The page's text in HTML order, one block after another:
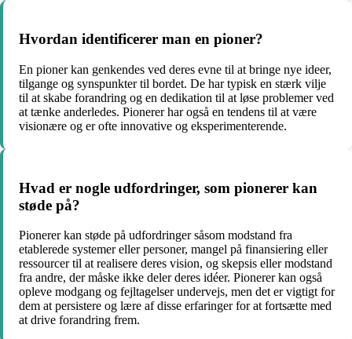
Hvordan identificerer man en pioner?
En pioner kan genkendes ved deres evne til at bringe nye ideer,
tilgange og synspunkter til bordet. De har typisk en stærk vilje
til at skabe forandring og en dedikation til at løse problemer ved
at tænke anderledes. Pionerer har også en tendens til at være
visionære og er ofte innovative og eksperimenterende.
Hvad er nogle udfordringer, som pionerer kan
støde på?
Pionerer kan støde på udfordringer såsom modstand fra
etablerede systemer eller personer, mangel på finansiering eller
ressourcer til at realisere deres vision, og skepsis eller modstand
fra andre, der måske ikke deler deres idéer. Pionerer kan også
opleve modgang og fejltagelser undervejs, men det er vigtigt for
dem at persistere og lære af disse erfaringer for at fortsætte med
at drive forandring frem.